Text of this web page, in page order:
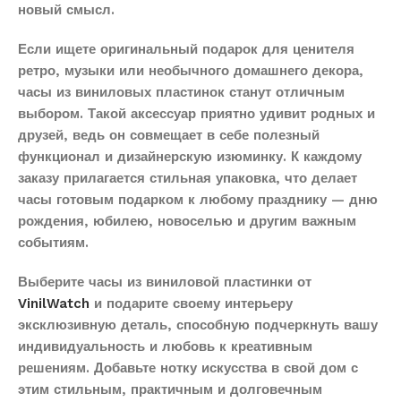
новый смысл.
Если ищете оригинальный подарок для ценителя
ретро, музыки или необычного домашнего декора,
часы из виниловых пластинок станут отличным
выбором. Такой аксессуар приятно удивит родных и
друзей, ведь он совмещает в себе полезный
функционал и дизайнерскую изюминку. К каждому
заказу прилагается стильная упаковка, что делает
часы готовым подарком к любому празднику — дню
рождения, юбилею, новоселью и другим важным
событиям.
Выберите часы из виниловой пластинки от
VinilWatch и подарите своему интерьеру
эксклюзивную деталь, способную подчеркнуть вашу
индивидуальность и любовь к креативным
решениям. Добавьте нотку искусства в свой дом с
этим стильным, практичным и долговечным